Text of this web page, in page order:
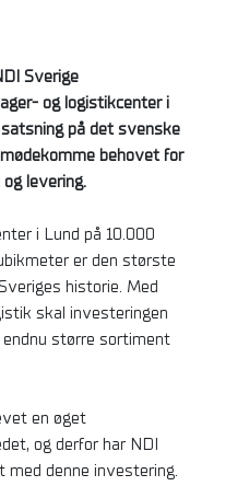
Sverige
og logistikcenter i
på det svenske
behovet for
levering.
i Lund på 10.000
er den største
historie. Med
skal investeringen
større sortiment
en øget
og derfor har NDI
denne investering.